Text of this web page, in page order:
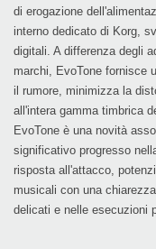
di erogazione
interno dedicato di Korg,
digitali. A differenza degli
marchi, EvoTone fornisce
il rumore, minimizza la
all'intera gamma timbrica
EvoTone è una novità
significativo progresso
risposta all'attacco,
musicali con una
delicati e nelle esecuzioni